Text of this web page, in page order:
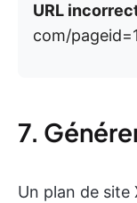
URL
com/
7.
Un plan de